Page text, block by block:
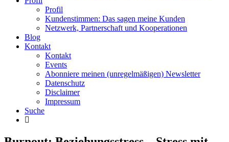
Profil
Kundenstimmen: Das sagen meine Kunden
Netzwerk, Partnerschaft und Kooperationen
Blog
Kontakt
Kontakt
Events
Abonniere meinen (unregelmäßigen) Newsletter
Datenschutz
Disclaimer
Impressum
Suche